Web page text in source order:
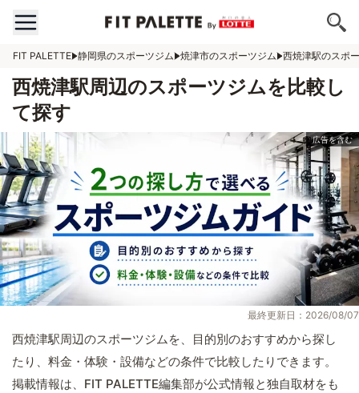
FIT PALETTE 静岡県のスポーツジム 焼津市のスポーツジム 西焼津駅のスポ
西焼津駅周辺のスポーツジムを比較し
て探す
最終更新日：2026/08/07
西焼津駅周辺のスポーツジムを、目的別のおすすめから探し
たり、料金・体験・設備などの条件で比較したりできます。
掲載情報は、FIT PALETTE編集部が公式情報と独自取材をも